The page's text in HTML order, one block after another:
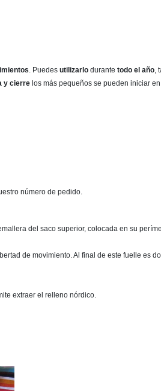
. Puedes utilizarlo durante todo el año,
y cierre los más pequeños se pueden iniciar
número de pedido.
del saco superior, colocada en su
de movimiento. Al final de este fuelle es
extraer el relleno nórdico.